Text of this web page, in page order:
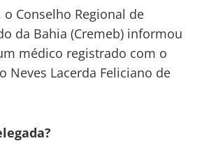
Conselho Regional de
da Bahia (Cremeb) informou
médico registrado com o
Neves Lacerda Feliciano de